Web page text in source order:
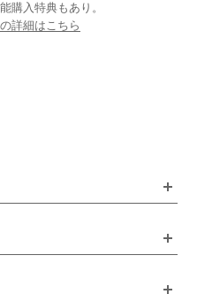
購入特典もあり。
詳細はこちら